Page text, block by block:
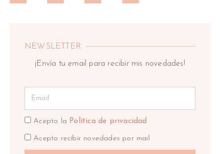
NEWSLETTER
¡Envía tu email para recibir mis novedades!
Acepto la Política de privacidad
Acepto recibir novedades por mail